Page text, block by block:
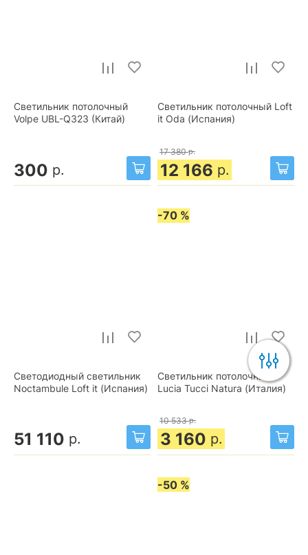
Светильник потолочный
Volpe UBL-Q323 (Китай)
300 р.
Светильник потолочный Loft
it Oda (Испания)
17 380 р.
12 166 р.
Светодиодный светильник
Noctambule Loft it (Испания)
51 110 р.
-70 %
Светильник потолочный
Lucia Tucci Natura (Италия)
10 533 р.
3 160 р.
-50 %